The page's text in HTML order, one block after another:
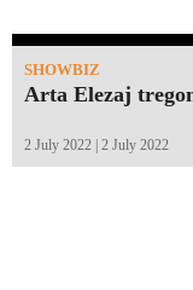
SHOWBIZ
Arta Elezaj
2 July 2022 | 2 July 2022